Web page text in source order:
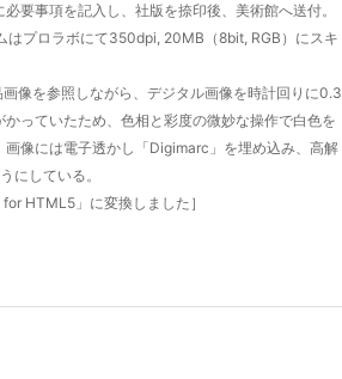
要事項を記入し、社版を捺印後、美術館へ送付。
プロラボにて350dpi, 20MB（8bit, RGB）にスキ
像を参照しながら、デジタル画像を時計回りに0.3
っていたため、色相と彩度の微妙な操作で白色を
像には電子透かし「Digimarc」を埋め込み、高解
にしている。
HTML5」に変換しました］